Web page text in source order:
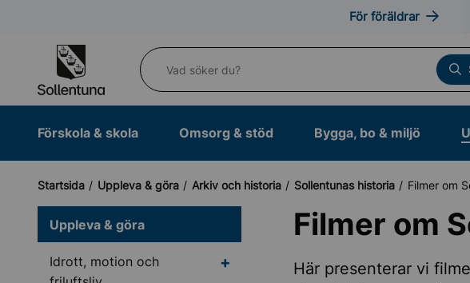
För föräldrar
Vad söker du?
Förskola & skola Omsorg & stöd Bygga, bo & miljö
Startsida Uppleva & göra Arkiv och historia Sollentunas historia Filmer om
Uppleva & göra
Idrott, motion och
Undermeny för Idrott, motion och
Filmer om
Här presenterar vi